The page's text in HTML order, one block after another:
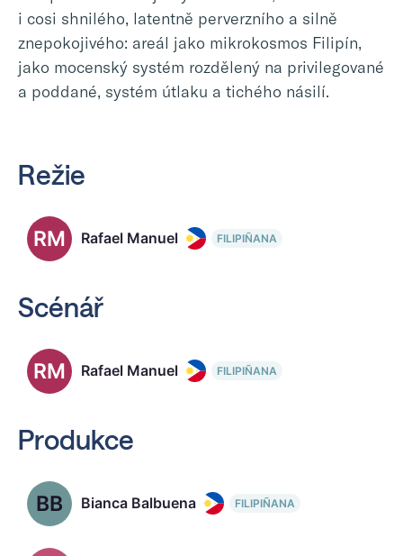
i cosi shnilého, latentně perverzního a silně
znepokojivého: areál jako mikrokosmos Filipín,
jako mocenský systém rozdělený na privilegované
a poddané, systém útlaku a tichého násilí.
Režie
RM Rafael Manuel FILIPIÑANA
Scénář
RM Rafael Manuel FILIPIÑANA
Produkce
BB Bianca Balbuena FILIPIÑANA